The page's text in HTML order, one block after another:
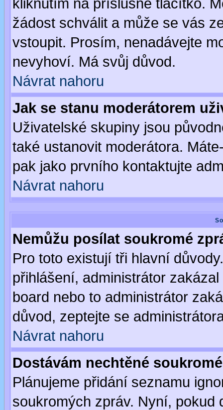
kliknutím na příslušné tlačítko.
žádost schválit a může se vás
vstoupit. Prosím, nenadávejte
nevyhoví. Má svůj důvod.
Návrat nahoru
Jak se stanu moderátorem
Uživatelské skupiny jsou
také ustanovit moderátora.
pak jako prvního kontaktujte
Návrat nahoru
Nemůžu posílat soukromé
Pro toto existují tři hlavní
přihlášení, administrátor
board nebo to administrátor
důvod, zeptejte se
Návrat nahoru
Dostávám nechtěné
Plánujeme přidání seznamu
soukromých zpráv. Nyní, pokud